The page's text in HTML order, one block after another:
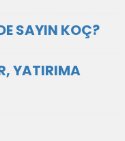
SAYIN KOÇ?
YATIRIMA